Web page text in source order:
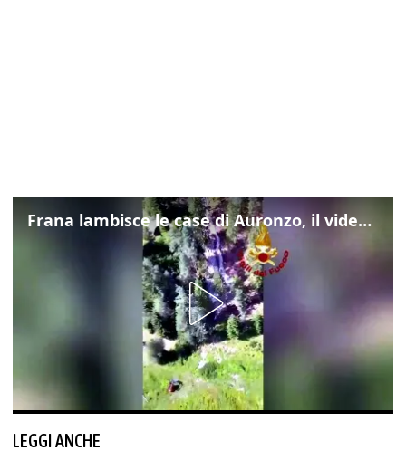
Frana lambisce le case di Auronzo, il video dall'elicottero dei vigili del fuoco
LEGGI ANCHE